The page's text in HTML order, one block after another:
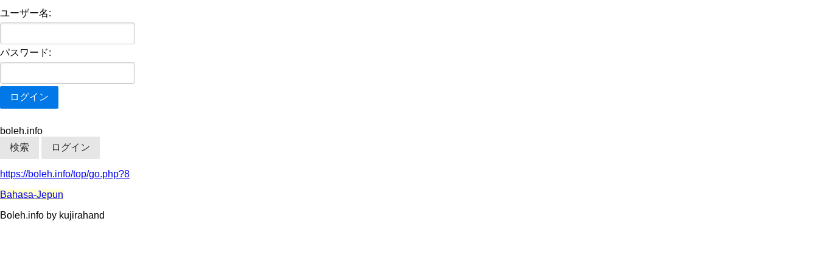
ユーザー名:
パスワード:
boleh.info
検索
ログイン
https://boleh.info/top/go.php?8
Bahasa-Jepun
Boleh.info by kujirahand